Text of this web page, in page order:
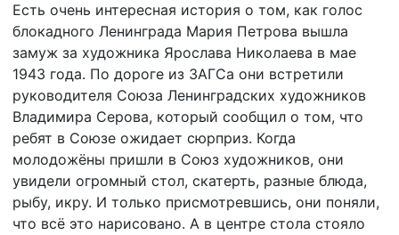
Есть очень интересная история о том, как голос
блокадного Ленинграда Мария Петрова вышла
замуж за художника Ярослава Николаева в мае
1943 года. По дороге из ЗАГСа они встретили
руководителя Союза Ленинградских художников
Владимира Серова, который сообщил о том, что
ребят в Союзе ожидает сюрприз. Когда
молодожёны пришли в Союз художников, они
увидели огромный стол, скатерть, разные блюда,
рыбу, икру. И только присмотревшись, они поняли,
что всё это нарисовано. А в центре стола стояло